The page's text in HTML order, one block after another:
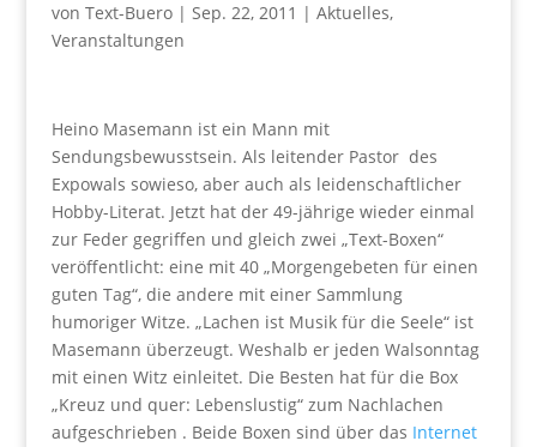
von Text-Buero| Sep. 22, 2011 | Aktuelles,
Veranstaltungen
Heino Masemann ist ein Mann mit
Sendungsbewusstsein. Als leitender Pastor des
Expowals sowieso, aber auch als leidenschaftlicher
Hobby-Literat. Jetzt hat der 49-jährige wieder einmal
zur Feder gegriffen und gleich zwei „Text-Boxen“
veröffentlicht: eine mit 40 „Morgengebeten für einen
guten Tag“, die andere mit einer Sammlung
humoriger Witze. „Lachen ist Musik für die Seele“ ist
Masemann überzeugt. Weshalb er jeden Walsonntag
mit einen Witz einleitet. Die Besten hat für die Box
„Kreuz und quer: Lebenslustig“ zum Nachlachen
aufgeschrieben . Beide Boxen sind über das Internet